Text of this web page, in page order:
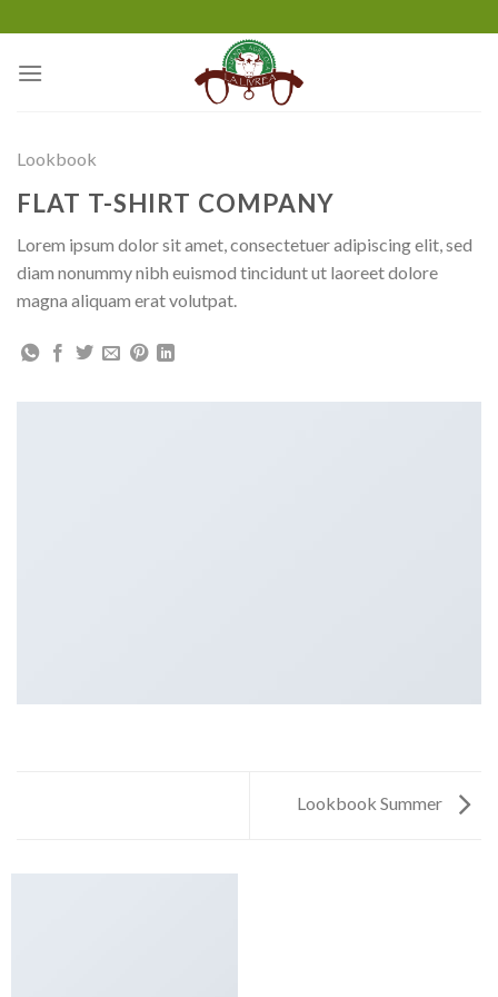
ai
contenuti
Lookbook
FLAT T-SHIRT COMPANY
Lorem ipsum dolor sit amet, consectetuer adipiscing elit, sed
diam nonummy nibh euismod tincidunt ut laoreet dolore
magna aliquam erat volutpat.
Lookbook Summer